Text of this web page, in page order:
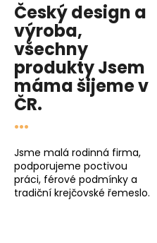
Český design a
výroba,
všechny
produktyJsem
mámašijeme v
ČR.
...
Jsme malá rodinná firma,
podporujeme poctivou
práci, férové podmínky a
tradiční krejčovské řemeslo.